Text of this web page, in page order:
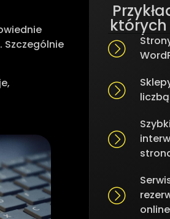
online